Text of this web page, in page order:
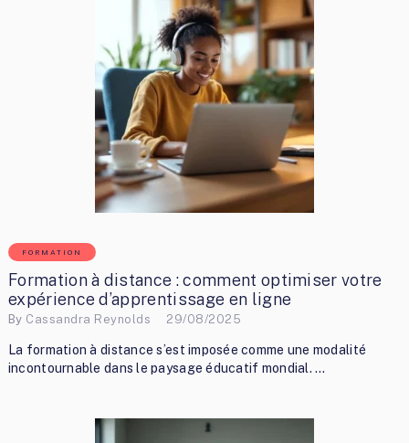
FORMATION
Formation à distance : comment optimiser votre
expérience d’apprentissage en ligne
By Cassandra Reynolds 29/08/2025
La formation à distance s’est imposée comme une modalité
incontournable dans le paysage éducatif mondial. …